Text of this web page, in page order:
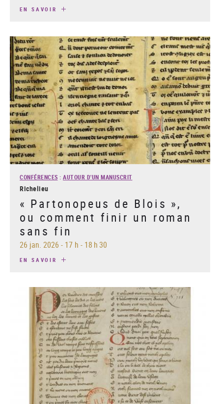
EN SAVOIR
CONFÉRENCES : AUTOUR D'UN MANUSCRIT
Richelieu
« Partonopeus de Blois »,
ou comment finir un roman
sans fin
26 jan. 2026 - 17 h - 18 h 30
EN SAVOIR